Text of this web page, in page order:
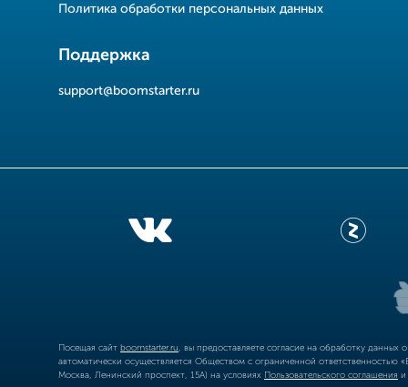
Политика обработки персональных данных
Поддержка
support@boomstarter.ru
Посещая сайт boomstarter.ru , вы предоставляете согласие на обработку
автоматически осуществляется Обществом с ограниченной
Москва, Ленинский проспект, 15А) на условиях Пользовательского соглашения и